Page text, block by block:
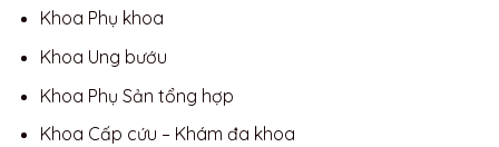
Khoa Phụ khoa
Khoa Ung bướu
Khoa Phụ Sản tổng hợp
Khoa Cấp cứu – Khám đa khoa